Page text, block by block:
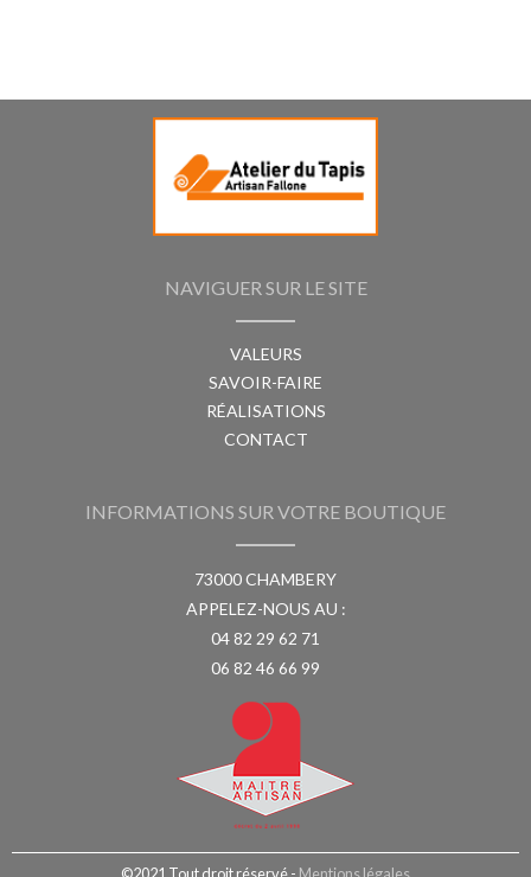
NAVIGUER SUR LE SITE
VALEURS
SAVOIR-FAIRE
RÉALISATIONS
CONTACT
INFORMATIONS SUR VOTRE BOUTIQUE
73000 CHAMBERY
APPELEZ-NOUS AU :
04 82 29 62 71
06 82 46 66 99